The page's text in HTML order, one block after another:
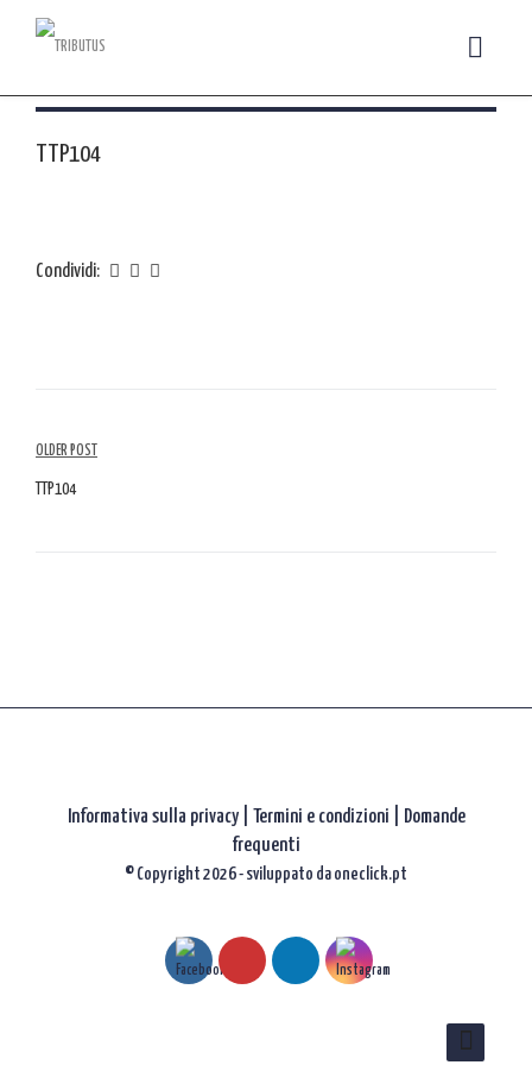
TTP104
Condividi:
Navigazione
tra
OLDER POST
TTP104
Informativa sulla privacy| Termini e condizioni |
Domande
frequenti
© Copyright 2026 - sviluppato da oneclick.pt